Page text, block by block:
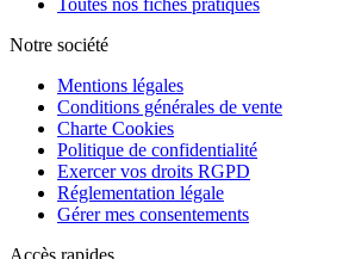
Notre société
Mentions légales
Conditions générales de vente
Charte Cookies
Politique de confidentialité
Exercer vos droits RGPD
Réglementation légale
Gérer mes consentements
Accès rapides